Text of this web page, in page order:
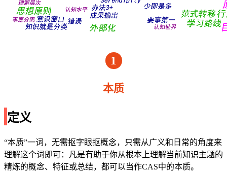
1
本质
定义
“本质”一词，无需抠字眼抠概念，只需从广义和日常的角度来
理解这个词即可：凡是有助于你从根本上理解当前知识主题的
精炼的概念、特征或总结，都可以当作CAS中的本质。